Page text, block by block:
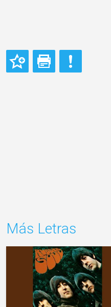
Más Letras